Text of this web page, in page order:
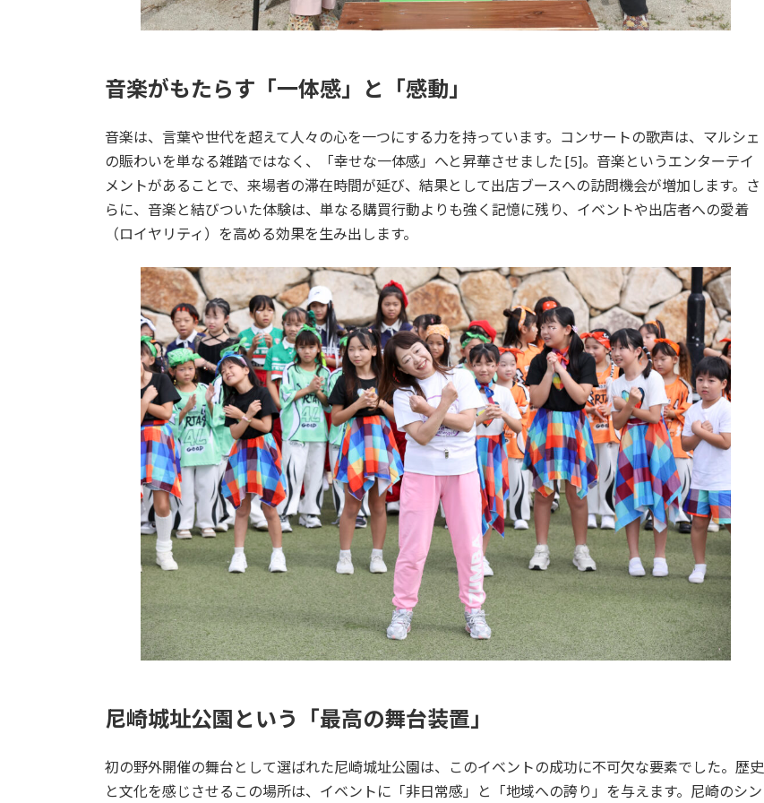
音楽がもたらす「一体感」と「感動」
音楽は、言葉や世代を超えて人々の心を一つにする力を持っています。コンサートの歌声は、マルシェ
の賑わいを単なる雑踏ではなく、「幸せな一体感」へと昇華させました [5]。音楽というエンターテイ
メントがあることで、来場者の滞在時間が延び、結果として出店ブースへの訪問機会が増加します。さ
らに、音楽と結びついた体験は、単なる購買行動よりも強く記憶に残り、イベントや出店者への愛着
（ロイヤリティ）を高める効果を生み出します。
尼崎城址公園という「最高の舞台装置」
初の野外開催の舞台として選ばれた尼崎城址公園は、このイベントの成功に不可欠な要素でした。歴史
と文化を感じさせるこの場所は、イベントに「非日常感」と「地域への誇り」を与えます。尼崎のシン